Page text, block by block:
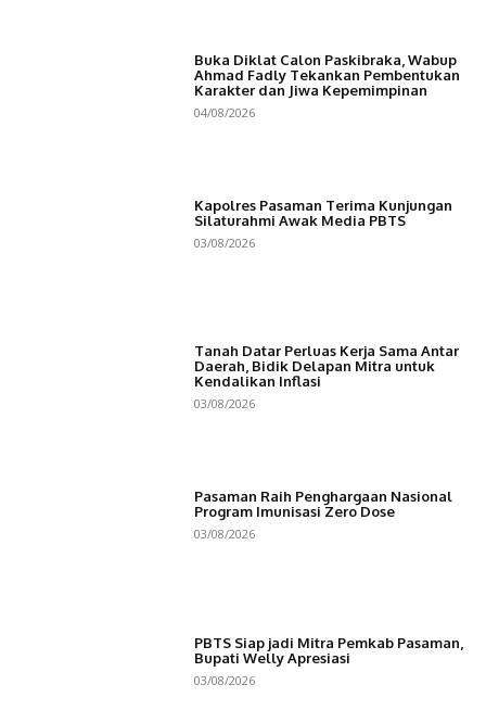
Buka Diklat Calon Paskibraka, Wabup
Ahmad Fadly Tekankan Pembentukan
Karakter dan Jiwa Kepemimpinan
04/08/2026
Kapolres Pasaman Terima Kunjungan
Silaturahmi Awak Media PBTS
03/08/2026
Tanah Datar Perluas Kerja Sama Antar
Daerah, Bidik Delapan Mitra untuk
Kendalikan Inflasi
03/08/2026
Pasaman Raih Penghargaan Nasional
Program Imunisasi Zero Dose
03/08/2026
PBTS Siap jadi Mitra Pemkab Pasaman,
Bupati Welly Apresiasi
03/08/2026